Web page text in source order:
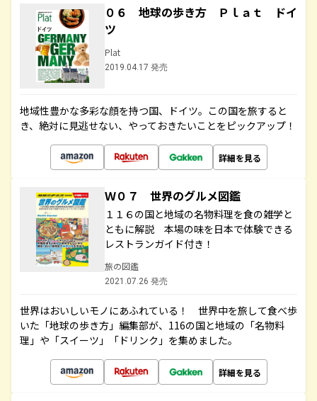
０６ 地球の歩き方 Ｐｌａｔ ドイ
ツ
Plat
2019.04.17 発売
地域性豊かな多彩な顔を持つ国、ドイツ。この国を旅すると
き、絶対に見逃せない、やっておきたいことをピックアップ！
詳細を見る
Ｗ０７ 世界のグルメ図鑑
１１６の国と地域の名物料理を食の雑学と
ともに解説 本場の味を日本で体験できる
レストランガイド付き！
旅の図鑑
2021.07.26 発売
世界はおいしいモノにあふれている！ 世界中を旅して食べ歩
いた「地球の歩き方」編集部が、116の国と地域の「名物料
理」や「スイーツ」「ドリンク」を集めました。
詳細を見る